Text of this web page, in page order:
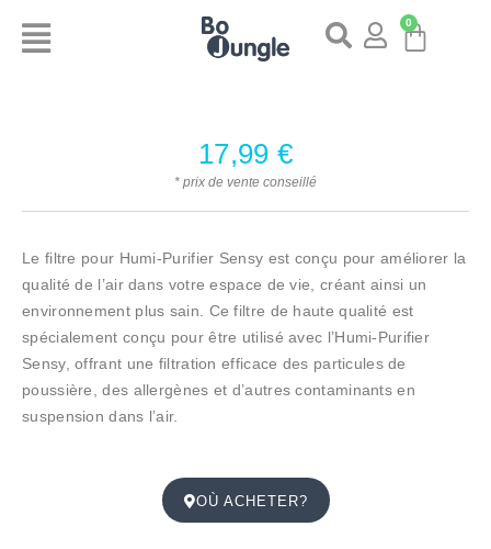
0
17,99 €
* prix de vente conseillé
Le filtre pour Humi-Purifier Sensy est conçu pour améliorer la
qualité de l’air dans votre espace de vie, créant ainsi un
environnement plus sain. Ce filtre de haute qualité est
spécialement conçu pour être utilisé avec l’Humi-Purifier
Sensy, offrant une filtration efficace des particules de
poussière, des allergènes et d’autres contaminants en
suspension dans l’air.
OÙ ACHETER?